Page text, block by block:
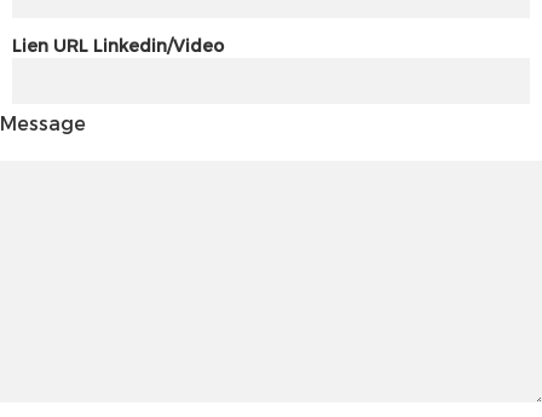
Lien URL Linkedin/Video
Message